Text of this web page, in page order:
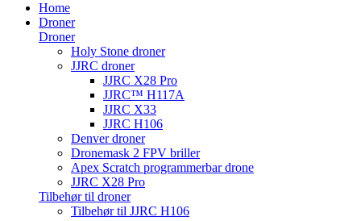
Home
Droner
Droner
Holy Stone droner
JJRC droner
JJRC X28 Pro
JJRC™ H117A
JJRC X33
JJRC H106
Denver droner
Dronemask 2 FPV briller
Apex Scratch programmerbar drone
JJRC X28 Pro
Tilbehør til droner
Tilbehør til JJRC H106